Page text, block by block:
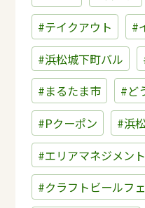
#テイクアウト
#
#浜松城下町バル
#まるたま市
#ど
#Pクーポン
#浜
#エリアマネジメン
#クラフトビールフ